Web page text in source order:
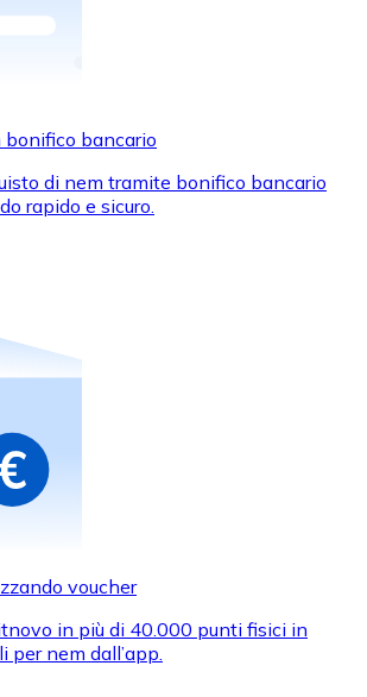
e Mastercard per acquistare
card dei tuoi marchi preferiti con
di carte regalo
bancario
di nem tramite bonifico bancario
rapido e sicuro.
voucher
in più di 40.000 punti fisici in
per nem dall’app.